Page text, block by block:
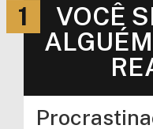
1
VOCÊ